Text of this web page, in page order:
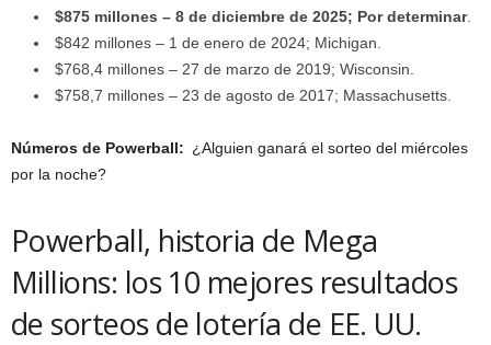
$875 millones – 8 de diciembre de 2025; Por determinar.
$842 millones – 1 de enero de 2024; Michigan.
$768,4 millones – 27 de marzo de 2019; Wisconsin.
$758,7 millones – 23 de agosto de 2017; Massachusetts.
Números de Powerball: ¿Alguien ganará el sorteo del miércoles
por la noche?
Powerball, historia de Mega
Millions: los 10 mejores resultados
de sorteos de lotería de EE. UU.